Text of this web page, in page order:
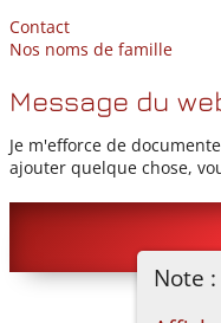
Note
Contact
Nos noms de famille
Message du
Je m'efforce de
ajouter quelque chose,